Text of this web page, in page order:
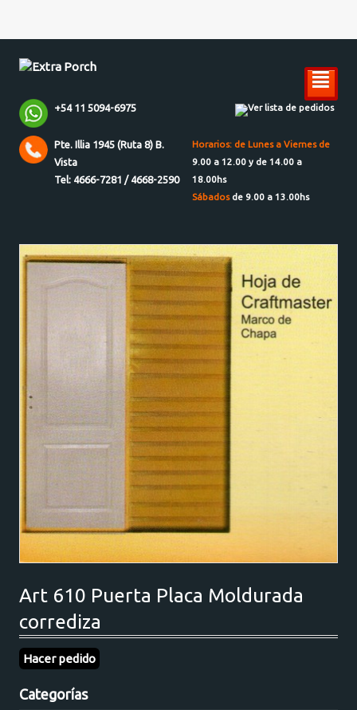
²
+54 11 5094-6975 Ver lista de pedidos
Pte. Illia 1945 (Ruta 8) B.
Vista
Tel: 4666-7281 / 4668-2590
Horarios: de Lunes a Viernes de
9.00 a 12.00 y de 14.00 a
18.00hs
Sábadosde 9.00 a 13.00hs
Art 610 Puerta Placa Moldurada
corrediza
Hacer pedido
Categorías